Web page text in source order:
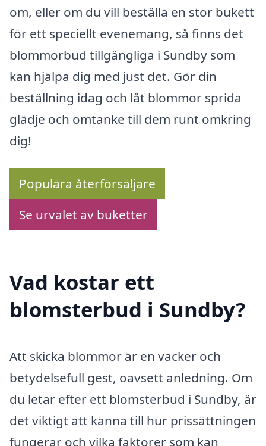
om, eller om du vill beställa en stor bukett
för ett speciellt evenemang, så finns det
blommorbud tillgängliga i Sundby som
kan hjälpa dig med just det. Gör din
beställning idag och låt blommor sprida
glädje och omtanke till dem runt omkring
dig!
Populära återförsäljare
Se urvalet av buketter
Vad kostar ett
blomsterbud i Sundby?
Att skicka blommor är en vacker och
betydelsefull gest, oavsett anledning. Om
du letar efter ett blomsterbud i Sundby, är
det viktigt att känna till hur prissättningen
fungerar och vilka faktorer som kan